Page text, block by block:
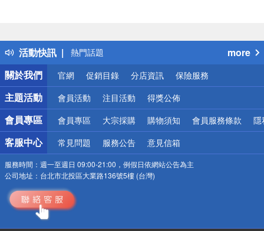
活動快訊
得獎公告
熱門話題
銀行優惠
偏遠地區配送
詐騙網頁！請小心！
more
關於我們
官網 促銷目錄 分店資訊 保險服務
主題活動 會員活動 注目活動 得獎公佈
會員專區 會員專區 大宗採購 購物須知 會員服務條款 隱
客服中心 常見問題 服務公告 意見信箱
服務時間： 週一至週日 09:00-21:00，例假日依網站公告為主
公司地址： 台北市北投區大業路136號5樓 (台灣)